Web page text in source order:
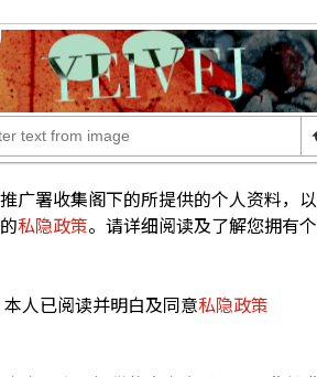
广署收集阁下的所提供的个人资料，
私隐政策。请详细阅读及了解您拥有
本人已阅读并明白及同意私隐政策